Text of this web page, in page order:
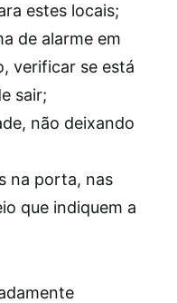
estes locais;
de alarme em
verificar se está
sair;
não deixando
na porta, nas
que indiquem a